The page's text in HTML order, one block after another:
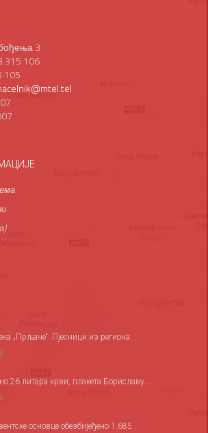
3
315 106
105
„Прљаче“: Пјесници из региона...
26 литара крви, плакета Бориславу...
основце обезбијеђено 1.685...